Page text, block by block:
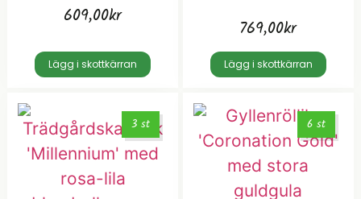
609,00kr
Lägg i skottkärran
769,00kr
Lägg i skottkärran
3 st 6 st